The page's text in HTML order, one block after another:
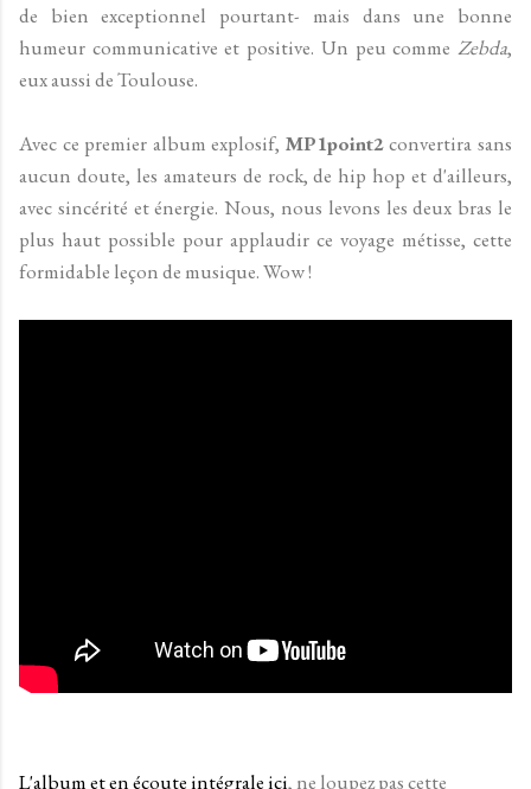
de bien exceptionnel pourtant- mais dans une bonne
humeur communicative et positive. Un peu comme Zebda,
eux aussi de Toulouse.
Avec ce premier album explosif, MP1point2convertira sans
aucun doute, les amateurs de rock, de hip hop et d'ailleurs,
avec sincérité et énergie. Nous, nous levons les deux bras le
plus haut possible pour applaudir ce voyage métisse, cette
formidable leçon de musique. Wow !
L'album et en écoute intégrale ici, ne loupez pas cette